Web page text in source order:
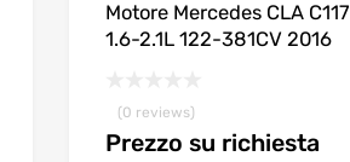
Motore Mercedes CLA C117
1.6-2.1L 122-381CV 2016
(0 reviews)
Prezzo su richiesta